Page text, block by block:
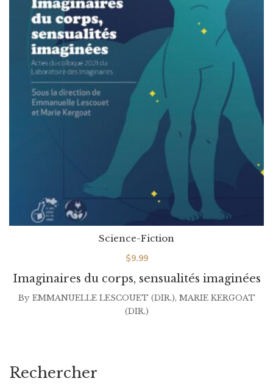
Imaginaires du corps, sensualités imaginées
Science-Fiction
$9.99
By EMMANUELLE LESCOUET (DIR.), MARIE KERGOAT
(DIR.)
Rechercher